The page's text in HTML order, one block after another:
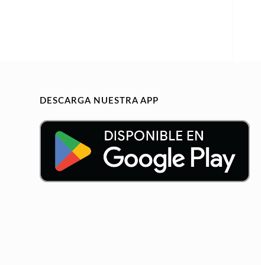
DESCARGA NUESTRA APP